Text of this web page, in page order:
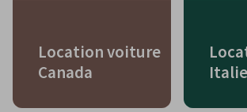
Location voiture
Canada
Italie